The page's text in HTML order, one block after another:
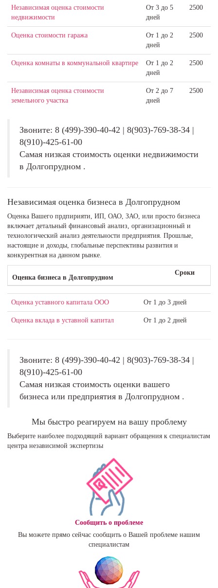
Независимая оценка стоимости
недвижимости
От 3 до 5
дней
2500
Оценка стоимости гаража
От 1 до 2
дней
2500
Оценка комнаты в коммунальной квартире
От 1 до 2
дней
2500
Независимая оценка стоимости
земельного участка
От 2 до 7
дней
2500
Звоните: 8 (499)-390-40-42 | 8(903)-769-38-34 |
8(910)-425-61-00
Самая низкая стоимость оценки недвижимости
в Долгопрудном .
Независимая оценка бизнеса в Долгопрудном
Оценка Вашего прдпирияти, ИП, ОАО, ЗАО, или просто бизнеса
включает детальный финансовый анализ, организационный и
технологический анализ деятельности предприятия. Прошлые,
настоящие и доходы, глобальные перспективы развития и
конкурентная на данном рынке.
Оценка бизнеса в Долгопрудном
Сроки
Оценка уставного капитала ООО От 1 до 3 дней
Оценка вклада в уставной капитал От 1 до 2 дней
Звоните: 8 (499)-390-40-42 | 8(903)-769-38-34 |
8(910)-425-61-00
Самая низкая стоимость оценки вашего
бизнеса или предприятия в Долгопрудном .
Мы быстро реагируем на вашу проблему
Выберите наиболее подходящий вариант обращения к специалистам
центра независимой экспертизы
Сообщить о проблеме
Вы можете прямо сейчас сообщить о Вашей проблеме нашим
специалистам